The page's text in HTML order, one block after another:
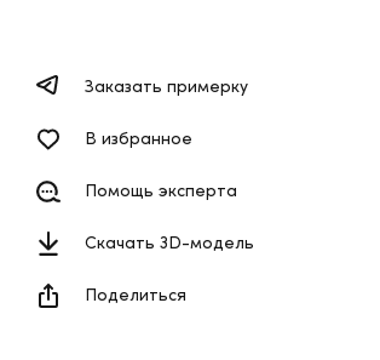
Заказать примерку
В избранное
Помощь эксперта
Скачать 3D-модель
Поделиться